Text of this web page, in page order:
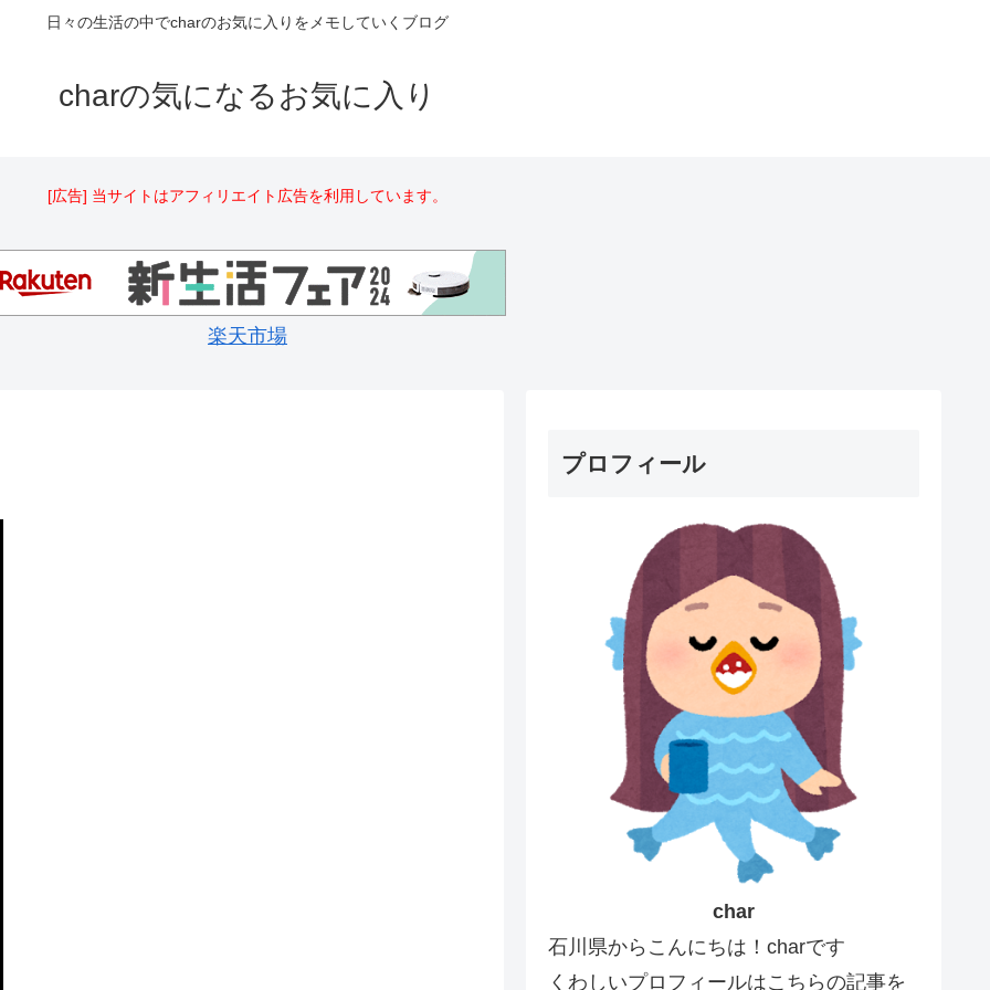
日々の生活の中でcharのお気に入りをメモしていくブログ
charの気になるお気に入り
[広告] 当サイトはアフィリエイト広告を利用しています。
楽天市場
プロフィール
char
石川県からこんにちは！charです
くわしいプロフィールはこちらの記事を